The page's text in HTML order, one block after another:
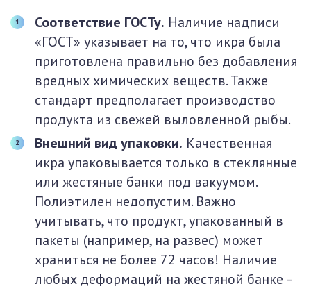
Соответствие ГОСТу. Наличие надписи
«ГОСТ» указывает на то, что икра была
приготовлена правильно без добавления
вредных химических веществ. Также
стандарт предполагает производство
продукта из свежей выловленной рыбы.
Внешний вид упаковки. Качественная
икра упаковывается только в стеклянные
или жестяные банки под вакуумом.
Полиэтилен недопустим. Важно
учитывать, что продукт, упакованный в
пакеты (например, на развес) может
храниться не более 72 часов! Наличие
любых деформаций на жестяной банке –